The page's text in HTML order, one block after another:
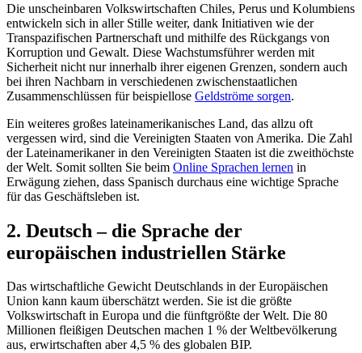
Die unscheinbaren Volkswirtschaften Chiles, Perus und Kolumbiens
entwickeln sich in aller Stille weiter, dank Initiativen wie der
Transpazifischen Partnerschaft und mithilfe des Rückgangs von
Korruption und Gewalt. Diese Wachstumsführer werden mit
Sicherheit nicht nur innerhalb ihrer eigenen Grenzen, sondern auch
bei ihren Nachbarn in verschiedenen zwischenstaatlichen
Zusammenschlüssen für beispiellose Geldströme sorgen.
Ein weiteres großes lateinamerikanisches Land, das allzu oft
vergessen wird, sind die Vereinigten Staaten von Amerika. Die Zahl
der Lateinamerikaner in den Vereinigten Staaten ist die zweithöchste
der Welt. Somit sollten Sie beim Online Sprachen lernen in
Erwägung ziehen, dass Spanisch durchaus eine wichtige Sprache
für das Geschäftsleben ist.
2. Deutsch – die Sprache der
europäischen industriellen Stärke
Das wirtschaftliche Gewicht Deutschlands in der Europäischen
Union kann kaum überschätzt werden. Sie ist die größte
Volkswirtschaft in Europa und die fünftgrößte der Welt. Die 80
Millionen fleißigen Deutschen machen 1 % der Weltbevölkerung
aus, erwirtschaften aber 4,5 % des globalen BIP.